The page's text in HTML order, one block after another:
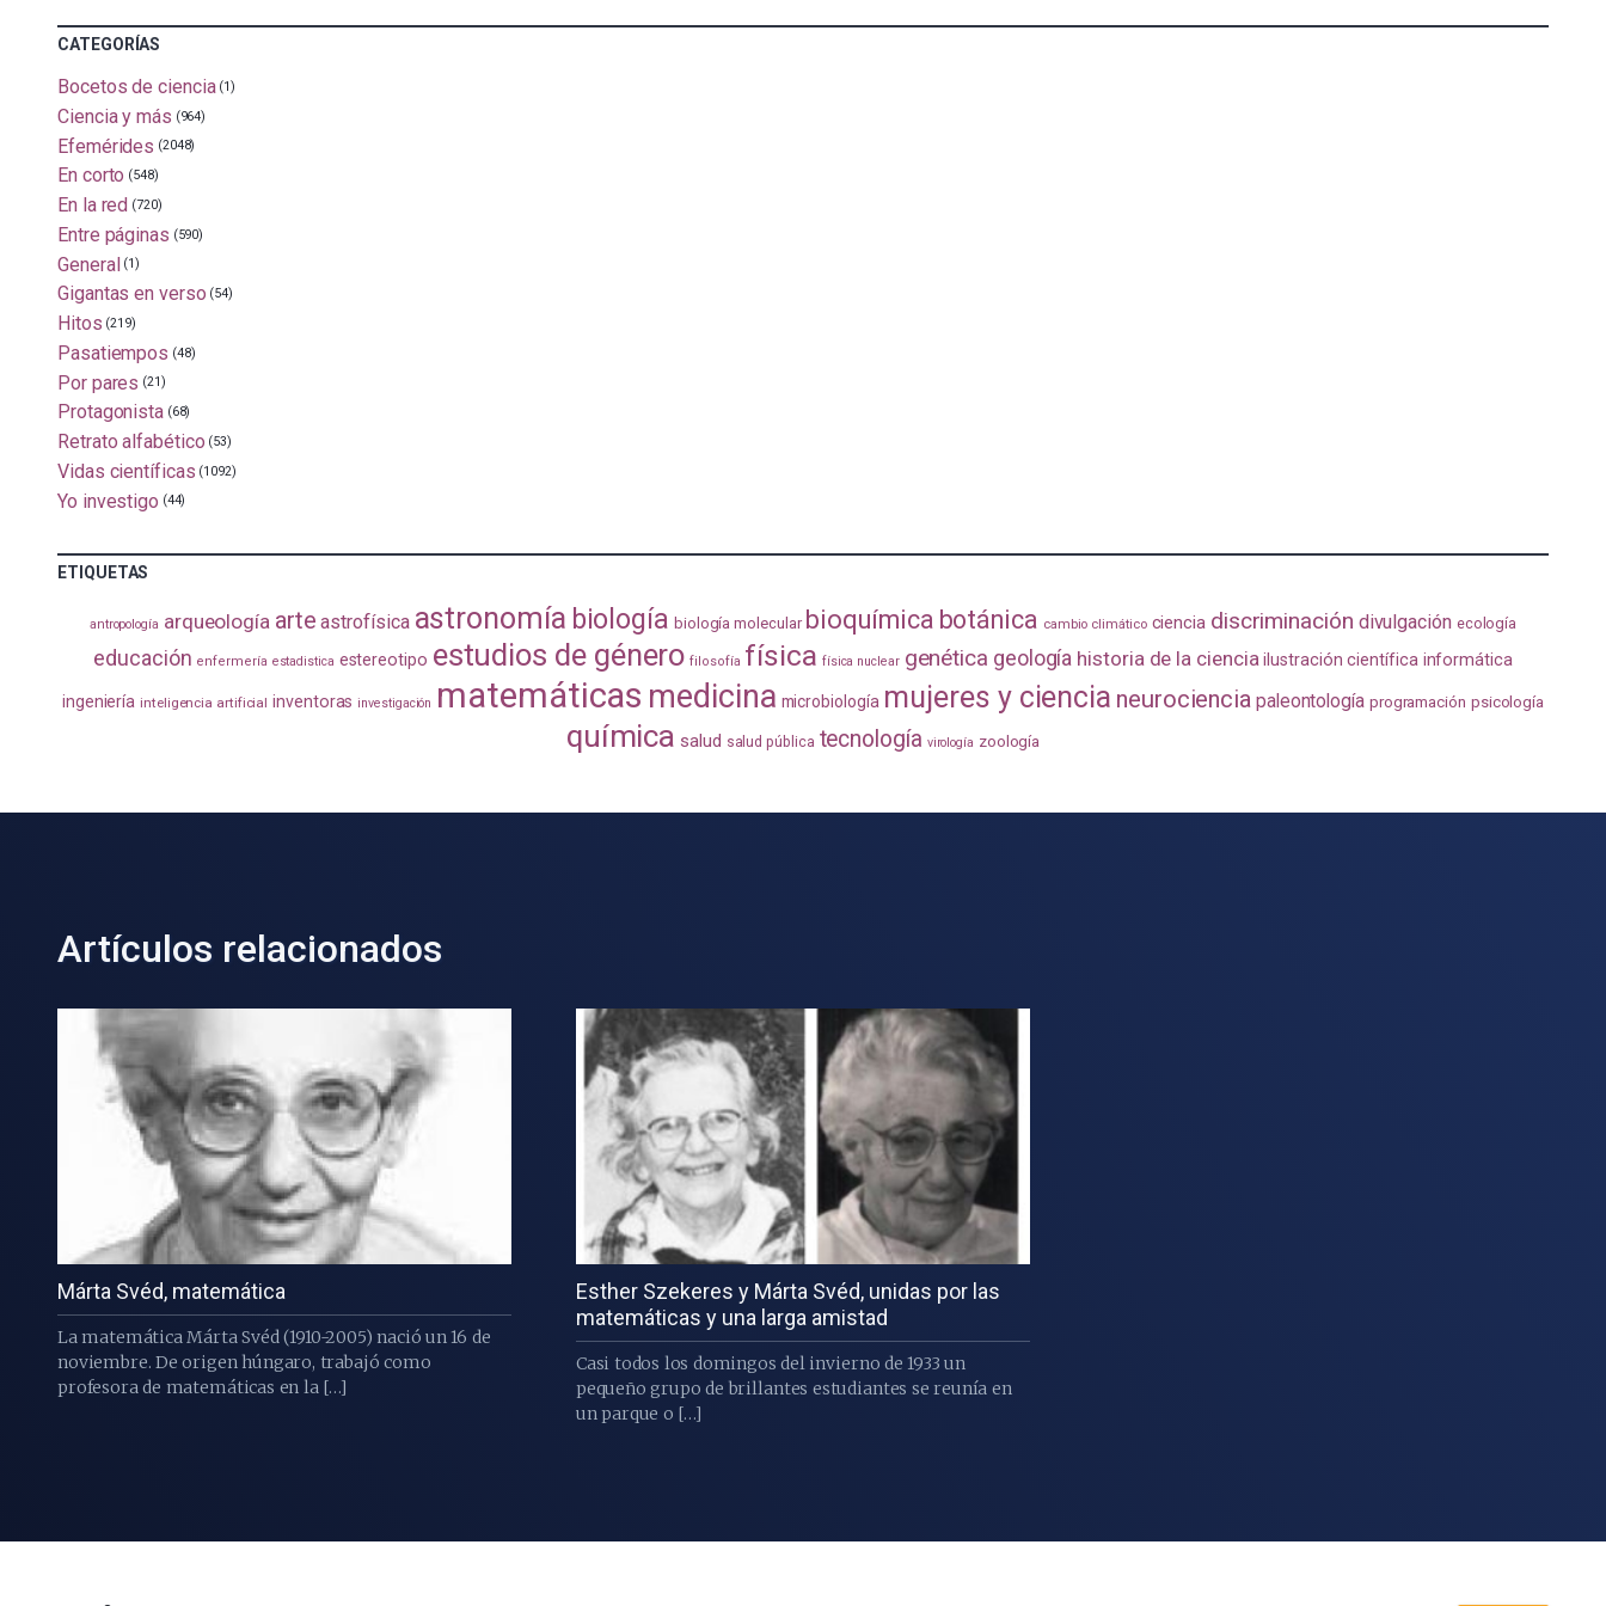
CATEGORÍAS
Bocetos de ciencia (1)
Ciencia y más (964)
Efemérides (2048)
En corto (548)
En la red (720)
Entre páginas (590)
General (1)
Gigantas en verso (54)
Hitos (219)
Pasatiempos (48)
Por pares (21)
Protagonista (68)
Retrato alfabético (53)
Vidas científicas (1092)
Yo investigo (44)
ETIQUETAS
antropología arqueología arte astrofísica astronomía biología biología molecular bioquímica botánica cambio climático ciencia discriminación divulgación ecología
educación enfermería estadistica estereotipo estudios de género filosofía física física nuclear genética geología historia de la ciencia ilustración científica informática
ingeniería inteligencia artificial inventoras investigación matemáticas medicina microbiología mujeres y ciencia neurociencia paleontología programación psicología
química salud salud pública tecnología virología zoología
Artículos relacionados
Márta Svéd, matemática
La matemática Márta Svéd (1910-2005) nació un 16 de
noviembre. De origen húngaro, trabajó como
profesora de matemáticas en la […]
Esther Szekeres y Márta Svéd, unidas por las
matemáticas y una larga amistad
Casi todos los domingos del invierno de 1933 un
pequeño grupo de brillantes estudiantes se reunía en
un parque o […]